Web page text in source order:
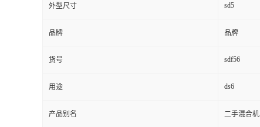
外型尺寸 sd5
品牌 品牌
货号 sdf56
用途 ds6
产品别名 二手混合机